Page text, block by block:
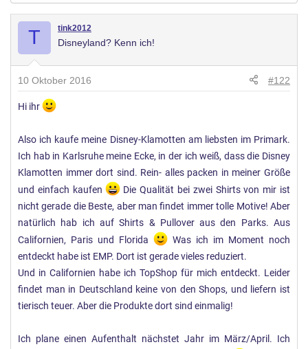
T tink2012
Disneyland? Kenn ich!
10 Oktober 2016 #122
Hi ihr
Also ich kaufe meine Disney-Klamotten am liebsten im Primark.
Ich hab in Karlsruhe meine Ecke, in der ich weiß, dass die Disney
Klamotten immer dort sind. Rein- alles packen in meiner Größe
und einfach kaufen
Die Qualität bei zwei Shirts von mir ist
nicht gerade die Beste, aber man findet immer tolle Motive! Aber
natürlich hab ich auf Shirts & Pullover aus den Parks. Aus
Californien, Paris und Florida
Was ich im Moment noch
entdeckt habe ist EMP. Dort ist gerade vieles reduziert.
Und in Californien habe ich TopShop für mich entdeckt. Leider
findet man in Deutschland keine von den Shops, und liefern ist
tierisch teuer. Aber die Produkte dort sind einmalig!
Ich plane einen Aufenthalt nächstet Jahr im März/April. Ich